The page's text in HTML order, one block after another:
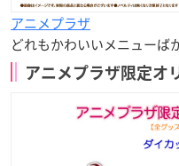
アニメプラザ
どれもかわいいメニューば
アニメプラザ限定オ